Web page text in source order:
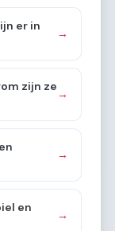
er in
→
zijn ze
→
→
en
→